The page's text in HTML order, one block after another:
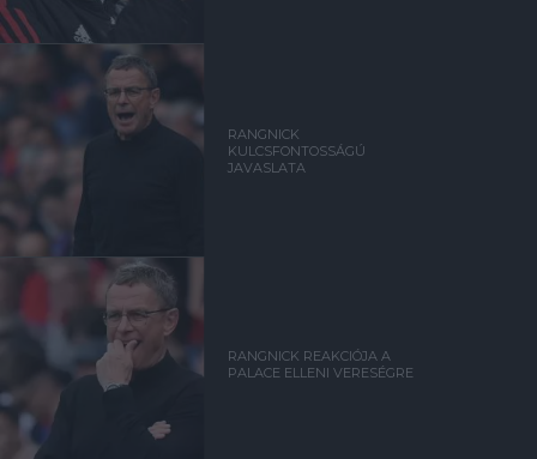
RANGNICK
KULCSFONTOSSÁGÚ
JAVASLATA
RANGNICK REAKCIÓJA A
PALACE ELLENI VERESÉGRE